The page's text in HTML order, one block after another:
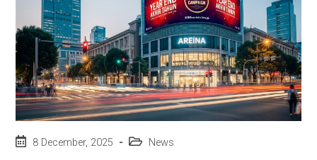
Post8 December, 2025
Post News